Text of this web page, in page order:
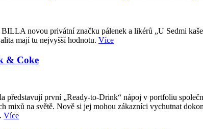
novou privátní značku pálenek a likérů „U Sedmi
mají tu nejvyšší hodnotu. Více
& Coke
představují první „Ready-to-Drink“ nápoj v portfoliu
mixů na světě. Nově si jej mohou zákazníci vychutnat
Více